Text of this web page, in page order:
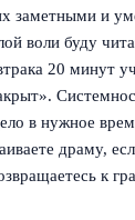
заметными и
воли буду
20 минут
в нужное
драму,
к